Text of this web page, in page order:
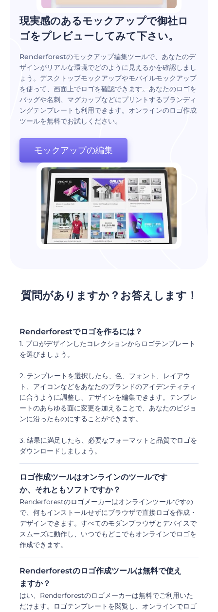
現実感のあるモックアップで御社ロ
ゴをプレビューしてみて下さい。
Renderforestのモックアップ編集ツールで、あなたのデ
ザインがリアルな環境でどのように見えるかを確認しまし
ょう。デスクトップモックアップやモバイルモックアップ
を使って、画面上でロゴを確認できます。あなたのロゴを
バッグや名刺、マグカップなどにプリントするブランディ
ングテンプレートも利用できます。オンラインのロゴ作成
ツールを無料でお試しください。
モックアップの編集
質問がありますか？お答えします！
Renderforestでロゴを作るには？
1. プロがデザインしたコレクションからロゴテンプレート
を選びましょう。
2. テンプレートを選択したら、色、フォント、レイアウ
ト、アイコンなどをあなたのブランドのアイデンティティ
に合うように調整し、デザインを編集できます。テンプレ
ートのあらゆる面に変更を加えることで、あなたのビジョ
ンに沿ったものにすることができます。
3. 結果に満足したら、必要なフォーマットと品質でロゴを
ダウンロードしましょう。
ロゴ作成ツールはオンラインのツールです
か、それともソフトですか？
Renderforestのロゴメーカーはオンラインツールですの
で、何もインストールせずにブラウザで直接ロゴを作成・
デザインできます。すべてのモダンブラウザとデバイスで
スムーズに動作し、いつでもどこでもオンラインでロゴを
作成できます。
Renderforestのロゴ作成ツールは無料で使え
ますか？
はい、Renderforestのロゴメーカーは無料でご利用いた
だけます。ロゴテンプレートを閲覧し、オンラインでロゴ